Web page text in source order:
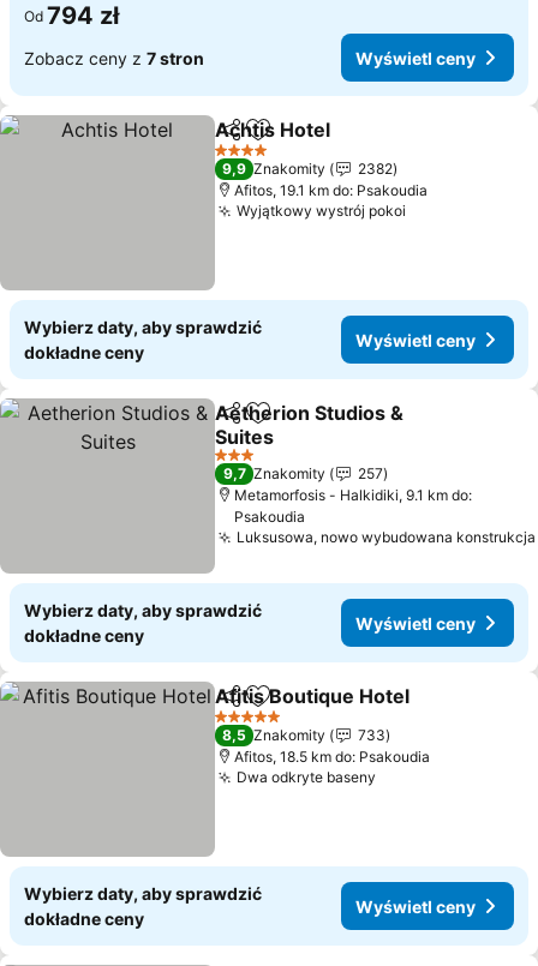
Od 794 zł
Zobacz ceny z 7 stron Wyświetl ceny
Udostępnij
Dodaj do ulubionych
Achtis Hotel
4 Kategoria
9,9 Znakomity
2382
Afitos, 19.1 km do: Psakoudia
Wyjątkowy wystrój pokoi
Wybierz daty, aby sprawdzić
dokładne ceny
Wyświetl ceny
UdostępnijDodaj do ulubionych
Aetherion Studios &
Suites
3 Kategoria
9,7 Znakomity
257
Metamorfosis - Halkidiki, 9.1 km do:
Psakoudia
Luksusowa, nowo wybudowana konstrukcja
Wybierz daty, aby sprawdzić
dokładne ceny
Wyświetl ceny
Udostępnij
Dodaj do ulubionych
Afitis Boutique Hotel
5 Kategoria
8,5 Znakomity
733
Afitos, 18.5 km do: Psakoudia
Dwa odkryte baseny
Wybierz daty, aby sprawdzić
dokładne ceny
Wyświetl ceny